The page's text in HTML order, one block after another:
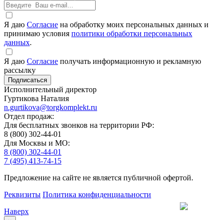
Я даю Согласие на обработку моих персональных данных и
принимаю условия политики обработки персональных
данных.
Я даю Согласие получать информационную и рекламную
рассылку
Исполнительный директор
Гуртикова Наталия
n.gurtikova@torgkomplekt.ru
Отдел продаж:
Для бесплатных звонков на территории РФ:
8 (800) 302-44-01
Для Москвы и МО:
8 (800) 302-44-01
7 (495) 413-74-15
Предложение на сайте не является публичной офертой.
Реквизиты Политика конфиденциальности
Наверх